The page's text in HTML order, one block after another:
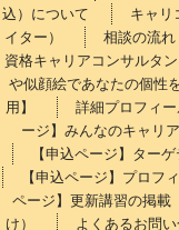
込）について
キャリ
イター）
相談の流れ
資格キャリアコンサルタ
や似顔絵であなたの個性
用】
詳細プロフィ
ージ】みんなのキャリ
【申込ページ】ター
【申込ページ】プロフ
ページ】更新講習の掲載
け）
よくあるお問